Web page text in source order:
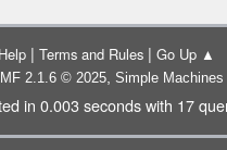
Help | Terms and Rules | Go Up ▲
2.1.6 © 2025, Simple Machines
in 0.003 seconds with 17